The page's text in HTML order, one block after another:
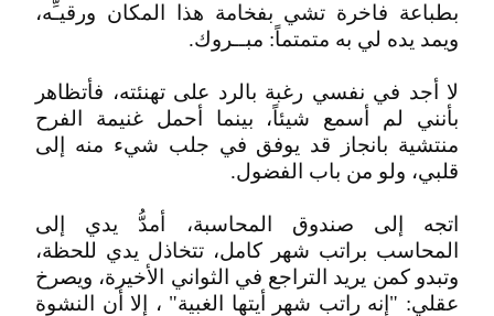
بطباعة فاخرة تشي بفخامة هذا المكان ورقيـِّه،
ويمد يده لي به متمتماً: مبــروك.
لا أجد في نفسي رغبة بالرد على تهنئته، فأتظاهر
بأنني لم أسمع شيئاً، بينما أحمل غنيمة الفرح
منتشية بانجاز قد يوفق في جلب شيء منه إلى
قلبي، ولو من باب الفضول.
اتجه إلى صندوق المحاسبة، أمدُّ يدي إلى
المحاسب براتب شهر كامل، تتخاذل يدي للحظة،
وتبدو كمن يريد التراجع في الثواني الأخيرة، ويصرخ
عقلي: "إنه راتب شهر أيتها الغبية" ، إلا أن النشوة